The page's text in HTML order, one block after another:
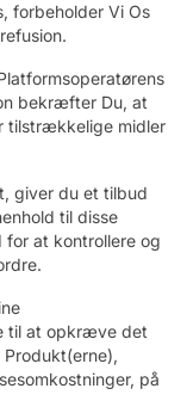
forbeholder Vi Os
bekræfter Du, at
tilstrækkelige midler
giver du et tilbud
til disse
for at kontrollere og
til at opkræve det
på